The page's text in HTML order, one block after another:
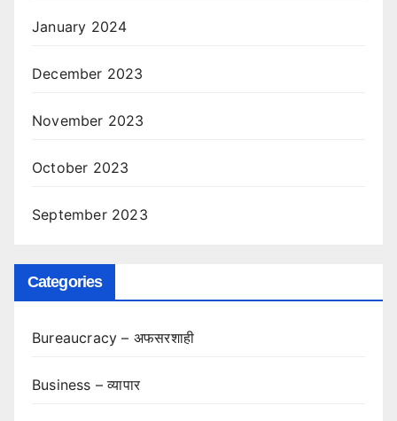
January 2024
December 2023
November 2023
October 2023
September 2023
Categories
Bureaucracy – अफसरशाही
Business – व्यापार